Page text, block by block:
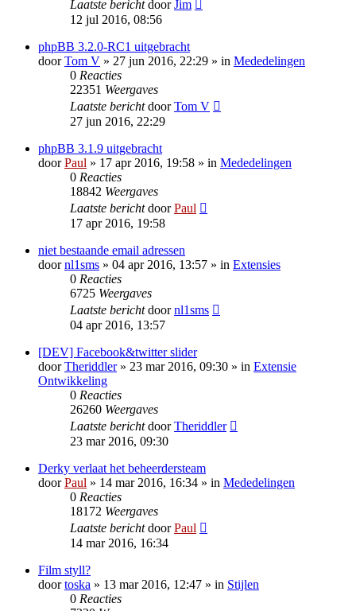
Laatste berichtdoorJim
12 jul 2016, 08:56
phpBB 3.2.0-RC1 uitgebracht
doorTom V » 27 jun 2016, 22:29 » in Mededelingen
0 Reacties
22351 Weergaves
Laatste berichtdoorTom V
27 jun 2016, 22:29
phpBB 3.1.9 uitgebracht
doorPaul » 17 apr 2016, 19:58 » in Mededelingen
0 Reacties
18842 Weergaves
Laatste berichtdoorPaul
17 apr 2016, 19:58
niet bestaande email adressen
doornl1sms » 04 apr 2016, 13:57 » in Extensies
0 Reacties
6725 Weergaves
Laatste berichtdoornl1sms
04 apr 2016, 13:57
[DEV] Facebook&twitter slider
doorTheriddler» 23 mar 2016, 09:30 » in Extensie
Ontwikkeling
0 Reacties
26260 Weergaves
Laatste berichtdoorTheriddler
23 mar 2016, 09:30
Derky verlaat het beheerdersteam
doorPaul » 14 mar 2016, 16:34 » in Mededelingen
0 Reacties
18172 Weergaves
Laatste berichtdoorPaul
14 mar 2016, 16:34
Film styll?
doortoska » 13 mar 2016, 12:47 » in Stijlen
0 Reacties